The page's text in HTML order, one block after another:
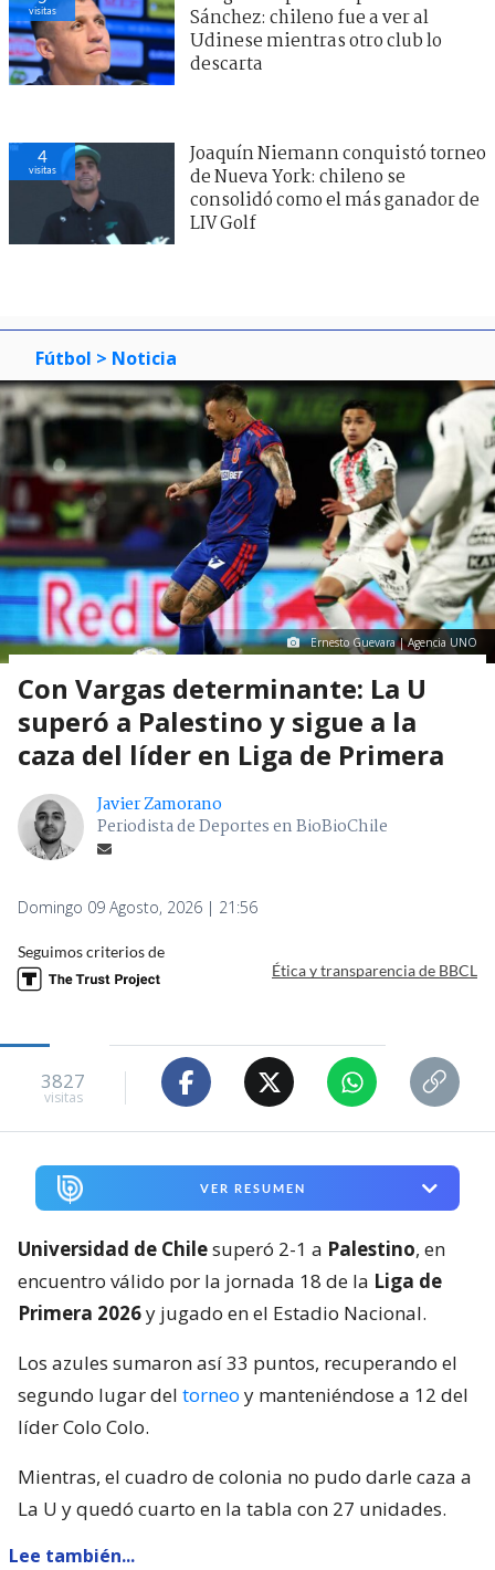
visitas
Sánchez: chileno fue a ver al
Udinese mientras otro club lo
descarta
4
visitas
Joaquín Niemann conquistó torneo
de Nueva York: chileno se
consolidó como el más ganador de
LIV Golf
Fútbol > Noticia
Ernesto Guevara | Agencia UNO
Con Vargas determinante: La U
superó a Palestino y sigue a la
caza del líder en Liga de Primera
Javier Zamorano
Periodista de Deportes en BioBioChile
Domingo 09 Agosto, 2026 | 21:56
Seguimos criterios de
Ética y transparencia de BBCL
3827
visitas
VER RESUMEN
Universidad de Chilesuperó 2-1 a Palestino, en
encuentro válido por la jornada 18 de la Liga de
Primera 2026y jugado en el Estadio Nacional.
Los azules sumaron así 33 puntos, recuperando el
segundo lugar del torneo y manteniéndose a 12 del
líder Colo Colo.
Mientras, el cuadro de colonia no pudo darle caza a
La U y quedó cuarto en la tabla con 27 unidades.
Lee también...